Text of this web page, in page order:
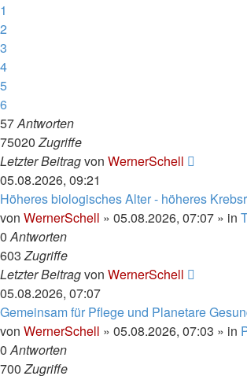
1
2
3
4
5
6
57Antworten
75020Zugriffe
Letzter Beitragvon WernerSchell
05.08.2026, 09:21
Höheres biologisches Alter - höheres
von WernerSchell » 05.08.2026, 07:07 » in
0Antworten
603Zugriffe
Letzter Beitragvon WernerSchell
05.08.2026, 07:07
Gemeinsam für Pflege und Planetare
von WernerSchell » 05.08.2026, 07:03 » in
0Antworten
700Zugriffe